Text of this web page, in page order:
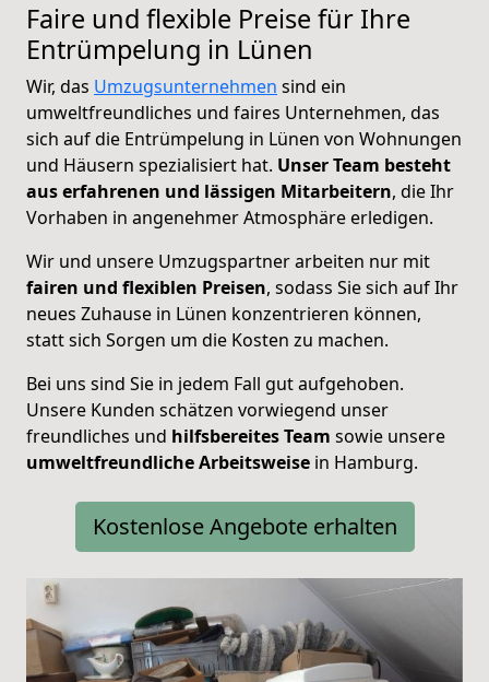
Faire und flexible Preise für Ihre
Entrümpelung in Lünen
Wir, das Umzugsunternehmen sind ein
umweltfreundliches und faires Unternehmen, das
sich auf die Entrümpelung in Lünen von Wohnungen
und Häusern spezialisiert hat. Unser Team besteht
aus erfahrenen und lässigen Mitarbeitern, die Ihr
Vorhaben in angenehmer Atmosphäre erledigen.
Wir und unsere Umzugspartner arbeiten nur mit
fairen und flexiblen Preisen, sodass Sie sich auf Ihr
neues Zuhause in Lünen konzentrieren können,
statt sich Sorgen um die Kosten zu machen.
Bei uns sind Sie in jedem Fall gut aufgehoben.
Unsere Kunden schätzen vorwiegend unser
freundliches und hilfsbereites Team sowie unsere
umweltfreundliche Arbeitsweise in Hamburg.
Kostenlose Angebote erhalten